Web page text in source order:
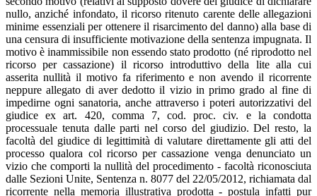
nullo, anziché infondato, il ricorso ritenuto carente delle allegazioni
minime essenziali per ottenere il risarcimento del danno) alla base di
una censura di insufficiente motivazione della sentenza impugnata. Il
motivo è inammissibile non essendo stato prodotto (né riprodotto nel
ricorso per cassazione) il ricorso introduttivo della lite alla cui
asserita nullità il motivo fa riferimento e non avendo il ricorrente
neppure allegato di aver dedotto il vizio in primo grado al fine di
impedirne ogni sanatoria, anche attraverso i poteri autorizzativi del
giudice ex art. 420, comma 7, cod. proc. civ. e la condotta
processuale tenuta dalle parti nel corso del giudizio. Del resto, la
facoltà del giudice di legittimità di valutare direttamente gli atti del
processo qualora col ricorso per cassazione venga denunciato un
vizio che comporti la nullità del procedimento - facoltà riconosciuta
dalle Sezioni Unite, Sentenza n. 8077 del 22/05/2012, richiamata dal
ricorrente nella memoria illustrativa prodotta - postula infatti pur